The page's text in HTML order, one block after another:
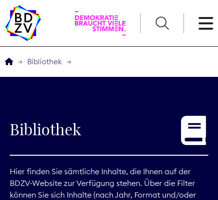
Service
Digitales
Bibliothek
Bibliothek
Hier finden Sie sämtliche Inhalte, die Ihnen auf der
BDZV-Website zur Verfügung stehen. Über die Filter
können Sie sich Inhalte (nach Jahr, Format und/oder